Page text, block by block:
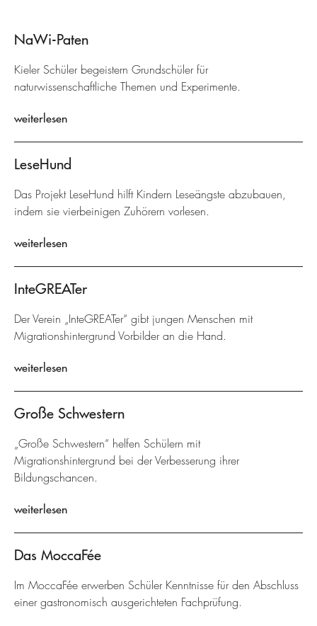
NaWi-Paten
Kieler Schüler begeistern Grundschüler für
naturwissenschaftliche Themen und Experimente.
weiterlesen
LeseHund
Das Projekt LeseHund hilft Kindern Leseängste abzubauen,
indem sie vierbeinigen Zuhörern vorlesen.
weiterlesen
InteGREATer
Der Verein „InteGREATer“ gibt jungen Menschen mit
Migrationshintergrund Vorbilder an die Hand.
weiterlesen
Große Schwestern
„Große Schwestern“ helfen Schülern mit
Migrationshintergrund bei der Verbesserung ihrer
Bildungschancen.
weiterlesen
Das MoccaFée
Im MoccaFée erwerben Schüler Kenntnisse für den Abschluss
einer gastronomisch ausgerichteten Fachprüfung.